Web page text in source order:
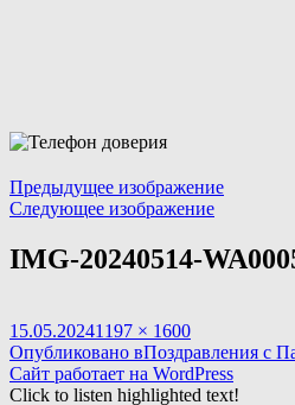
Предыдущее изображение
Следующее изображение
IMG-20240514-
Опубликовано
15.05.2024Полный
размер
1197 × 1600
Навигация
по
Опубликовано вПоздравления с
Сайт работает на WordPress
Click to listen highlighted text!